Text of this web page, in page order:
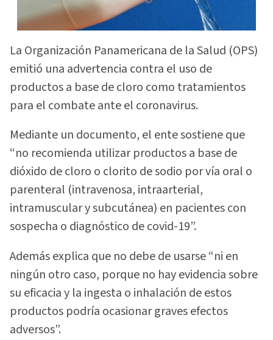
La Organización Panamericana de la Salud (OPS)
emitió una advertencia contra el uso de
productos a base de cloro como tratamientos
para el combate ante el coronavirus.
Mediante un documento, el ente sostiene que
“no recomienda utilizar productos a base de
dióxido de cloro o clorito de sodio por vía oral o
parenteral (intravenosa, intraarterial,
intramuscular y subcutánea) en pacientes con
sospecha o diagnóstico de covid-19”.
Además explica que no debe de usarse “ni en
ningún otro caso, porque no hay evidencia sobre
su eficacia y la ingesta o inhalación de estos
productos podría ocasionar graves efectos
adversos”.